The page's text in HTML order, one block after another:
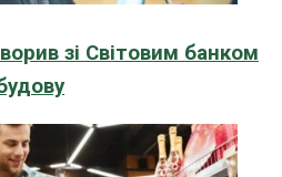
зі Світовим банком